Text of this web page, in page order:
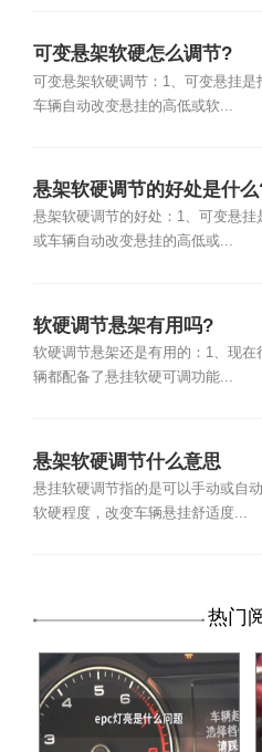
可变悬架软硬怎么调节?
可变悬架软硬调节：1、可变悬挂是
车辆自动改变悬挂的高低或软...
悬架软硬调节的好处是什
悬架软硬调节的好处：1、可变悬挂
或车辆自动改变悬挂的高低或...
软硬调节悬架有用吗?
软硬调节悬架还是有用的：1、现在
辆都配备了悬挂软硬可调功能...
悬架软硬调节什么意思
悬挂软硬调节指的是可以手动或自
软硬程度，改变车辆悬挂舒适度...
热门